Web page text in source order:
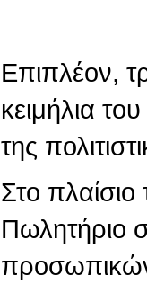
Επιπλέον,
κειμήλια
της
Στο
Πωλητήριο